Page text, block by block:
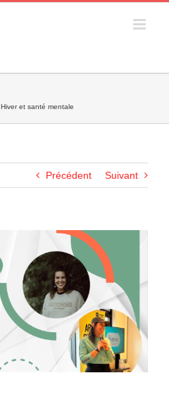
Hiver et santé mentale
Précédent Suivant